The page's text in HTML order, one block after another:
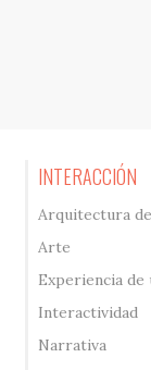
INTERACCIÓN
Arquitectura
Arte
Experiencia de
Interactividad
Narrativa